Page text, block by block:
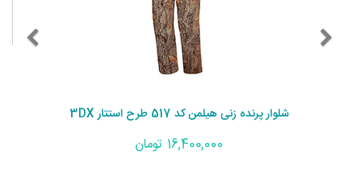
شلوار پرنده زنی هیلمن کد 517 طرح استتار 3DX
16,400,000 تومان